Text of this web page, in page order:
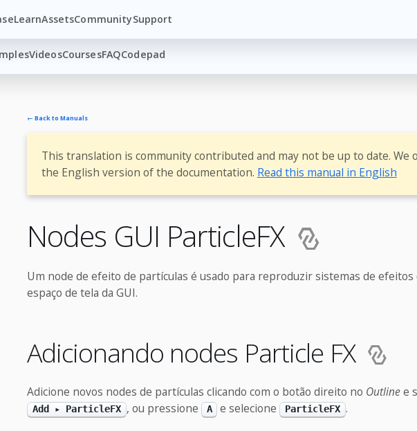
LearnAssetsCommunitySupport
VideosCoursesFAQCodepad
← Back to Manuals
This translation is community contributed and may not be up to date. We
the English version of the documentation. Read this manual in English
Nodes GUI ParticleFX
Um node de efeito de partículas é usado para reproduzir sistemas de efeitos
espaço de tela da GUI.
Adicionando nodes Particle FX
Adicione novos nodes de partículas clicando com o botão direito no Outlinee
Add ▸ ParticleFX , ou pressione A e selecione ParticleFX .